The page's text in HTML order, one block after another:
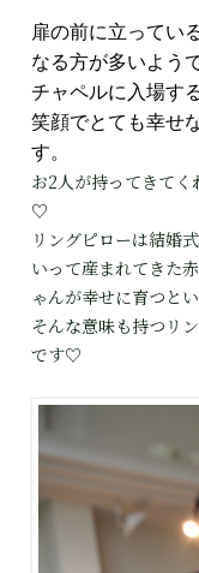
扉の前に立ってい
なる方が多いよう
チャペルに入場す
笑顔でとても幸せ
す。
お2人が持ってきて
♡
リングピローは結婚
いって産まれてきた
ゃんが幸せに育つと
そんな意味も持つリ
です♡